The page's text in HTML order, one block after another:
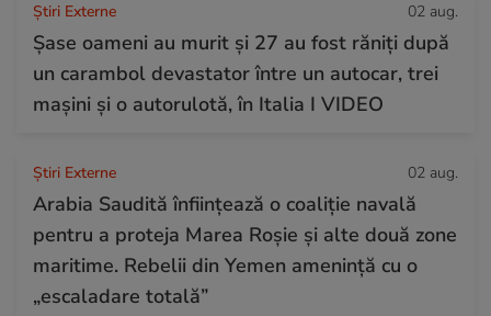
Știri Externe 02 aug.
Șase oameni au murit și 27 au fost răniți după
un carambol devastator între un autocar, trei
mașini și o autorulotă, în Italia I VIDEO
Știri Externe 02 aug.
Arabia Saudită înființează o coaliție navală
pentru a proteja Marea Roșie și alte două zone
maritime. Rebelii din Yemen amenință cu o
„escaladare totală”